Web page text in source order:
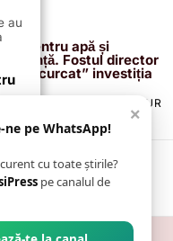
pentru apă și
Fostul director
fi „încurcat” investiția
DE ANULARE & RETUR
CONTACT
×
ne pe WhatsApp!
cu toate știrile?
pe canalul de
au
în